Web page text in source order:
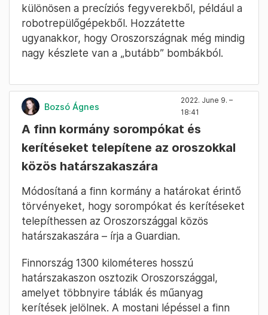
különösen a precíziós fegyverekből, például a
robotrepülőgépekből. Hozzátette
ugyanakkor, hogy Oroszországnak még mindig
nagy készlete van a „butább” bombákból.
Bozsó Ágnes
2022. June 9. –
18:41
A finn kormány sorompókat és
kerítéseket telepítene az oroszokkal
közös határszakaszára
Módosítaná a finn kormány a határokat érintő
törvényeket, hogy sorompókat és kerítéseket
telepíthessen az Oroszországgal közös
határszakaszára – írja a Guardian.
Finnország 1300 kilométeres hosszú
határszakaszon osztozik Oroszországgal,
amelyet többnyire táblák és műanyag
kerítések jelölnek. A mostani lépéssel a finn